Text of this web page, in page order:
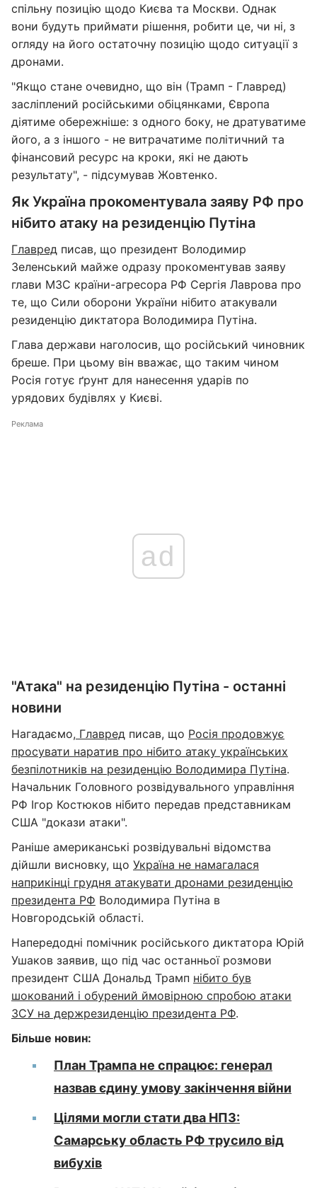
спільну позицію щодо Києва та Москви. Однак
вони будуть приймати рішення, робити це, чи ні, з
огляду на його остаточну позицію щодо ситуації з
дронами.
"Якщо стане очевидно, що він (Трамп - Главред)
засліплений російськими обіцянками, Європа
діятиме обережніше: з одного боку, не дратуватиме
його, а з іншого - не витрачатиме політичний та
фінансовий ресурс на кроки, які не дають
результату", - підсумував Жовтенко.
Як Україна прокоментувала заяву РФ про
нібито атаку на резиденцію Путіна
Главред писав, що президент Володимир
Зеленський майже одразу прокоментував заяву
глави МЗС країни-агресора РФ Сергія Лаврова про
те, що Сили оборони України нібито атакували
резиденцію диктатора Володимира Путіна.
Глава держави наголосив, що російський чиновник
бреше. При цьому він вважає, що таким чином
Росія готує ґрунт для нанесення ударів по
урядових будівлях у Києві.
Реклама
ad
"Атака" на резиденцію Путіна - останні
новини
Нагадаємо, Главред писав, що Росія продовжує
просувати наратив про нібито атаку українських
безпілотників на резиденцію Володимира Путіна.
Начальник Головного розвідувального управління
РФ Ігор Костюков нібито передав представникам
США "докази атаки".
Раніше американські розвідувальні відомства
дійшли висновку, що Україна не намагалася
наприкінці грудня атакувати дронами резиденцію
президента РФ Володимира Путіна в
Новгородській області.
Напередодні помічник російського диктатора Юрій
Ушаков заявив, що під час останньої розмови
президент США Дональд Трамп нібито був
шокований і обурений ймовірною спробою атаки
ЗСУ на держрезиденцію президента РФ.
Більше новин:
План Трампа не спрацює: генерал
назвав єдину умову закінчення війни
Цілями могли стати два НПЗ:
Самарську область РФ трусило від
вибухів